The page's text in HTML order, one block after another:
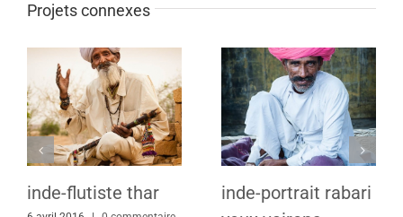
Projets connexes
inde-flutiste thar
inde-portrait rabari